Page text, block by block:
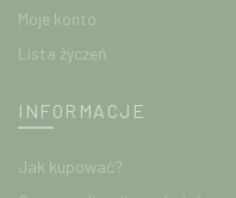
Moje konto
Lista życzeń
INFORMACJE
Jak kupować?